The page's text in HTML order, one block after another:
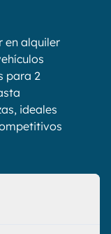
en alquiler
para 2
ideales